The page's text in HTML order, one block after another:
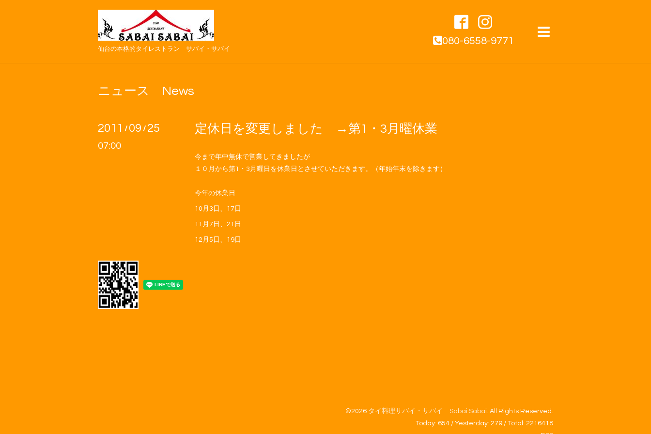
080-6558-9771
仙台の本格的タイレストラン サバイ・サバイ
ニュース News
2011 / 09 / 25
07:00
定休日を変更しました →第1・3月曜休業
今まで年中無休で営業してきましたが
１０月から第1・3月曜日を休業日とさせていただきます。（年始年末を除きます）
今年の休業日
10月3日、17日
11月7日、21日
12月5日、19日
©2026 タイ料理サバイ・サバイ Sabai Sabai. All Rights Reserved.
Today: 654 / Yesterday: 279 / Total: 2216418